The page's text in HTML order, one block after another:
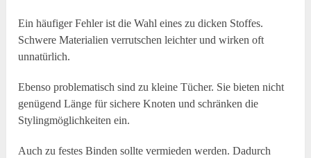
Ein häufiger Fehler ist die Wahl eines zu dicken Stoffes.
Schwere Materialien verrutschen leichter und wirken oft
unnatürlich.
Ebenso problematisch sind zu kleine Tücher. Sie bieten nicht
genügend Länge für sichere Knoten und schränken die
Stylingmöglichkeiten ein.
Auch zu festes Binden sollte vermieden werden. Dadurch